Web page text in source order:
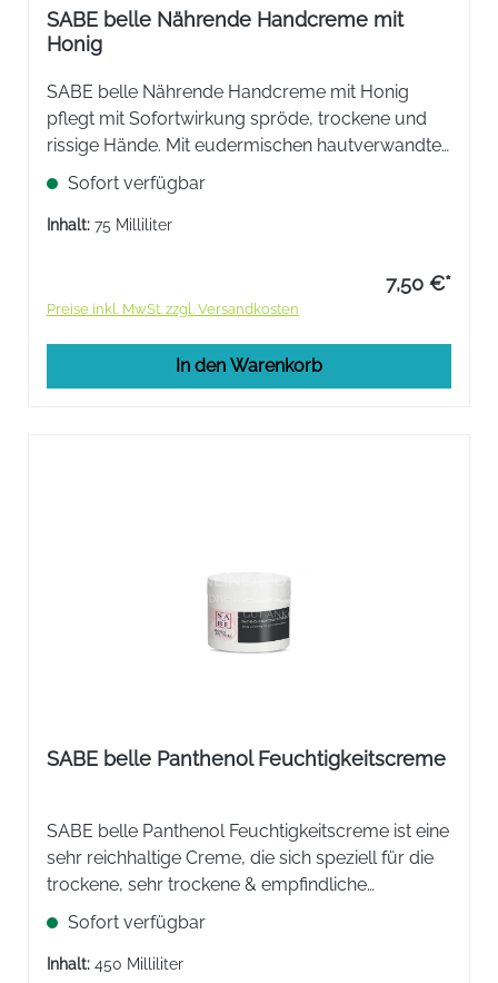
SABE belle Nährende Handcreme mit
Honig
​SABE belle Nährende Handcreme mit Honig
pflegt mit Sofortwirkung spröde, trockene und
rissige Hände. Mit eudermischen hautverwandten
Fetten angereicherte Öl-in- Wasser-Emulsion, die
die Poren nicht verstopft und leicht aber
beständig ist.
Sofort verfügbar
Inhalt: 75 Milliliter
7,50 €*
Preise inkl. MwSt. zzgl. Versandkosten
In den Warenkorb
SABE belle Panthenol Feuchtigkeitscreme
SABE belle Panthenol Feuchtigkeitscreme ist eine
sehr reichhaltige Creme, die sich speziell für die
trockene, sehr trockene & empfindliche
Körperhaut eignet. Mit einem dezenten,
allergenfreien Duft.
Sofort verfügbar
Inhalt: 450 Milliliter